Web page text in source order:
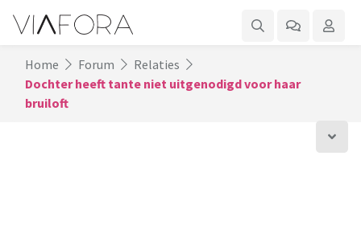
Home Forum
Relaties
Dochter heeft tante niet uitgenodigd voor haar
bruiloft